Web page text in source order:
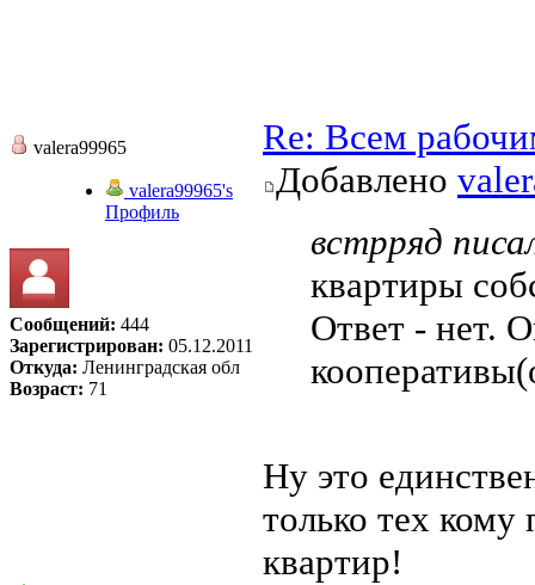
valera99965
valera99965's
Профиль
Сообщений: 444
Зарегистрирован: 05.12.2011
Откуда: Ленинградская обл
Возраст: 71
Re: Всем
Добавлено
встрряд
квартиры
Ответ - нет.
Ну это
только тех кому
квартир!